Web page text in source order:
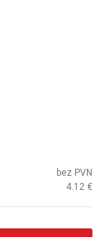
4.12
bez PVN